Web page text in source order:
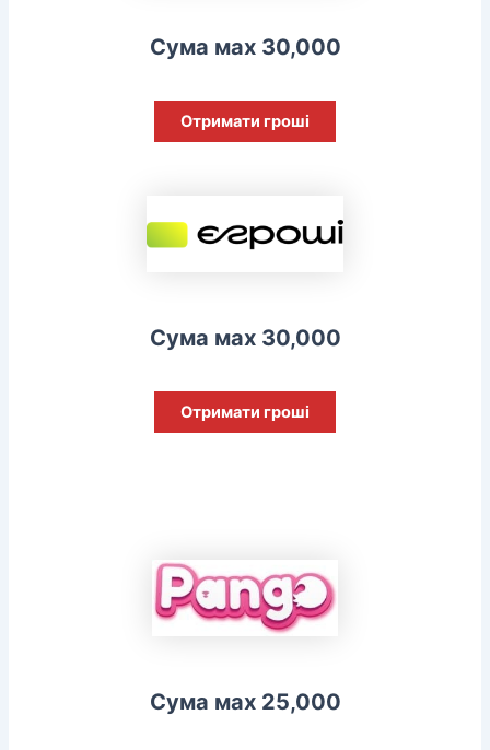
Сума мах 30,000
Отримати гроші
Сума мах 30,000
Отримати гроші
Сума мах 25,000